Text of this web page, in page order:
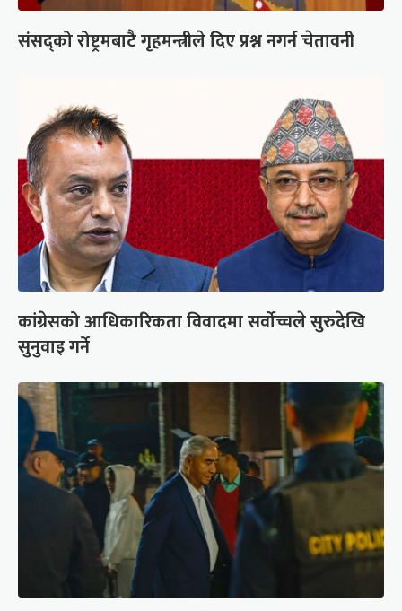
संसद्को रोष्ट्रमबाटै गृहमन्त्रीले दिए प्रश्न नगर्न चेतावनी
कांग्रेसको आधिकारिकता विवादमा सर्वोच्चले सुरुदेखि
सुनुवाइ गर्ने